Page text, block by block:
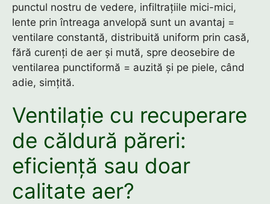
punctul nostru de vedere, infiltrațiile mici-mici,
lente prin întreaga anvelopă sunt un avantaj =
ventilare constantă, distribuită uniform prin casă,
fără curenți de aer și mută, spre deosebire de
ventilarea punctiformă = auzită și pe piele, când
adie, simțită.
Ventilație cu recuperare
de căldură păreri:
eficiență sau doar
calitate aer?